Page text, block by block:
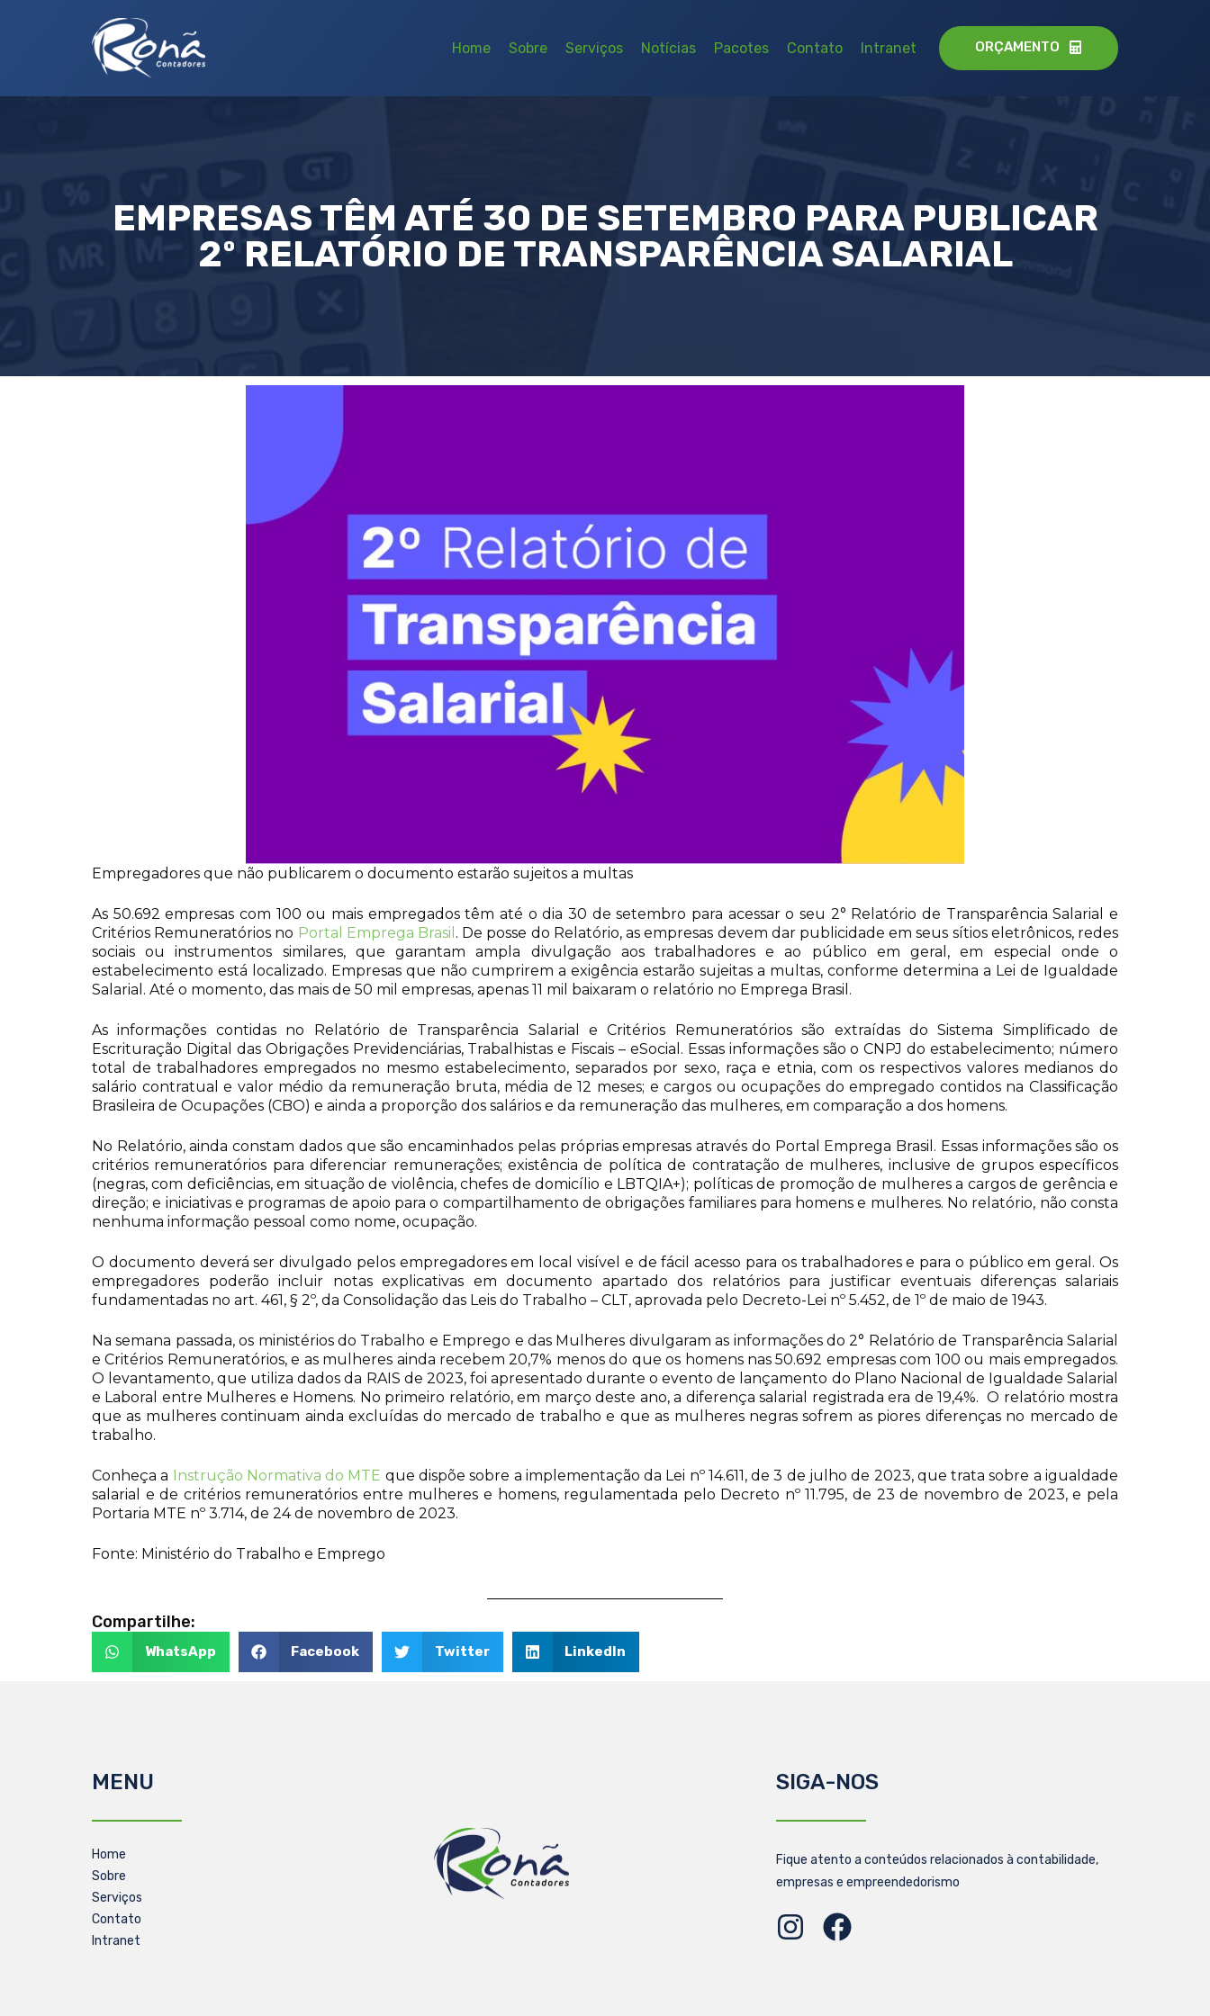
Home Sobre Serviços Notícias Pacotes Contato Intranet ORÇAMENTO
EMPRESAS TÊM ATÉ 30 DE SETEMBRO PARA PUBLICAR
2º RELATÓRIO DE TRANSPARÊNCIA SALARIAL
Empregadores que não publicarem o documento estarão sujeitos a multas
As 50.692 empresas com 100 ou mais empregados têm até o dia 30 de setembro para acessar o seu 2° Relatório de Transparência Salarial e
Critérios Remuneratórios no Portal Emprega Brasil . De posse do Relatório, as empresas devem dar publicidade em seus sítios eletrônicos, redes
sociais ou instrumentos similares, que garantam ampla divulgação aos trabalhadores e ao público em geral, em especial onde o
estabelecimento está localizado. Empresas que não cumprirem a exigência estarão sujeitas a multas, conforme determina a Lei de Igualdade
Salarial. Até o momento, das mais de 50 mil empresas, apenas 11 mil baixaram o relatório no Emprega Brasil.
As informações contidas no Relatório de Transparência Salarial e Critérios Remuneratórios são extraídas do Sistema Simplificado de
Escrituração Digital das Obrigações Previdenciárias, Trabalhistas e Fiscais – eSocial. Essas informações são o CNPJ do estabelecimento; número
total de trabalhadores empregados no mesmo estabelecimento, separados por sexo, raça e etnia, com os respectivos valores medianos do
salário contratual e valor médio da remuneração bruta, média de 12 meses; e cargos ou ocupações do empregado contidos na Classificação
Brasileira de Ocupações (CBO) e ainda a proporção dos salários e da remuneração das mulheres, em comparação a dos homens.
No Relatório, ainda constam dados que são encaminhados pelas próprias empresas através do Portal Emprega Brasil. Essas informações são os
critérios remuneratórios para diferenciar remunerações; existência de política de contratação de mulheres, inclusive de grupos específicos
(negras, com deficiências, em situação de violência, chefes de domicílio e LBTQIA+); políticas de promoção de mulheres a cargos de gerência e
direção; e iniciativas e programas de apoio para o compartilhamento de obrigações familiares para homens e mulheres. No relatório, não consta
nenhuma informação pessoal como nome, ocupação.
O documento deverá ser divulgado pelos empregadores em local visível e de fácil acesso para os trabalhadores e para o público em geral. Os
empregadores poderão incluir notas explicativas em documento apartado dos relatórios para justificar eventuais diferenças salariais
fundamentadas no art. 461, § 2º, da Consolidação das Leis do Trabalho – CLT, aprovada pelo Decreto-Lei nº 5.452, de 1º de maio de 1943.
Na semana passada, os ministérios do Trabalho e Emprego e das Mulheres divulgaram as informações do 2° Relatório de Transparência Salarial
e Critérios Remuneratórios, e as mulheres ainda recebem 20,7% menos do que os homens nas 50.692 empresas com 100 ou mais empregados.
O levantamento, que utiliza dados da RAIS de 2023, foi apresentado durante o evento de lançamento do Plano Nacional de Igualdade Salarial
e Laboral entre Mulheres e Homens. No primeiro relatório, em março deste ano, a diferença salarial registrada era de 19,4%. O relatório mostra
que as mulheres continuam ainda excluídas do mercado de trabalho e que as mulheres negras sofrem as piores diferenças no mercado de
trabalho.
Conheça a Instrução Normativa do MTE que dispõe sobre a implementação da Lei nº 14.611, de 3 de julho de 2023, que trata sobre a igualdade
salarial e de critérios remuneratórios entre mulheres e homens, regulamentada pelo Decreto nº 11.795, de 23 de novembro de 2023, e pela
Portaria MTE nº 3.714, de 24 de novembro de 2023.
Fonte: Ministério do Trabalho e Emprego
Compartilhe:
WhatsApp Facebook Twitter LinkedIn
MENU
Home
Sobre
Serviços
Contato
Intranet
SIGA-NOS
Fique atento a conteúdos relacionados à contabilidade,
empresas e empreendedorismo